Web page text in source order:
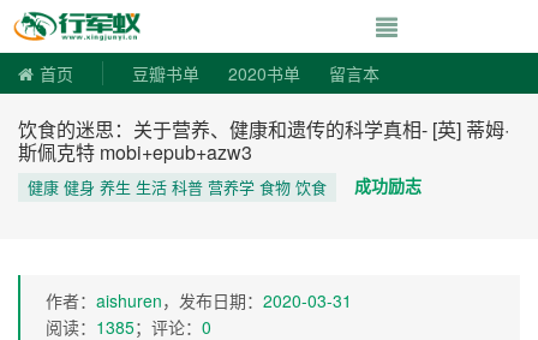
寻书令|走向自
首页 豆瓣书单 2020书单 留言本
饮食的迷思：关于营养、健康和遗传的科学真相- [英] 蒂姆·
斯佩克特 mobi+epub+azw3
健康 健身 养生 生活 科普 营养学 食物 饮食 成功励志
作者： aishuren，发布日期： 2020-03-31
阅读： 1385；评论： 0